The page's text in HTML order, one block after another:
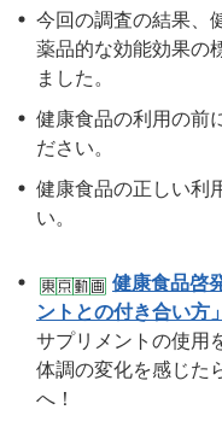
今回の調査の結果、
薬品的な効能効果の
ました。
健康食品の利用の前
ださい。
健康食品の正しい利
い。
健康食品啓
ントとの付き合い方」
サプリメントの使用
体調の変化を感じた
へ！